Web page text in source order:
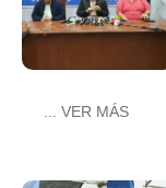
... VER MÁS